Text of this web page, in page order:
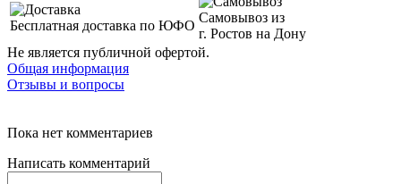
Бесплатная доставка по ЮФО
Самовывоз из
г. Ростов на Дону
Не является публичной офертой.
Общая информация
Отзывы и вопросы
Пока нет комментариев
Написать комментарий